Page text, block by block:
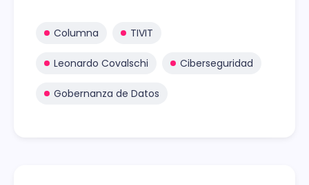
Columna TIVIT
Leonardo Covalschi Ciberseguridad
Gobernanza de Datos